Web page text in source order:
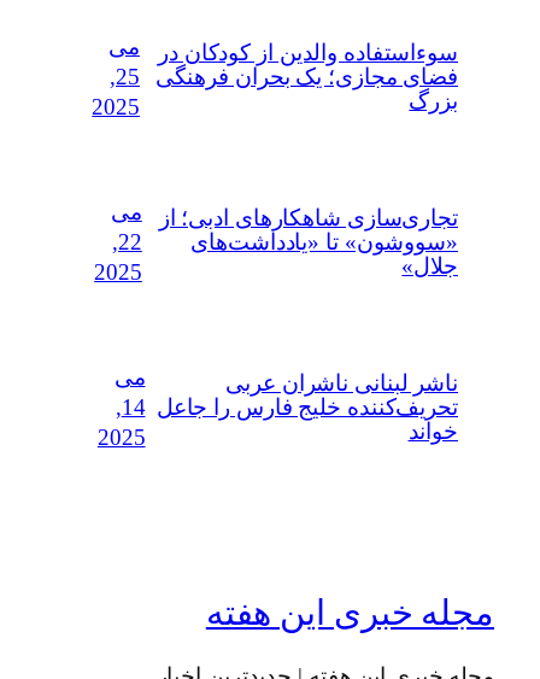
سوءاستفاده‌ والدین از کودکان در
فضای مجازی؛ یک بحران فرهنگی
بزرگ
می
25,
2025
تجاری‌سازی شاهکارهای ادبی؛ از
«سووشون» تا «یادداشت‌های
جلال»
می
22,
2025
ناشر لبنانی ناشران عربی
تحریف‌کننده خلیج فارس را جاعل
خواند
می
14,
2025
مجله خبری این هفته